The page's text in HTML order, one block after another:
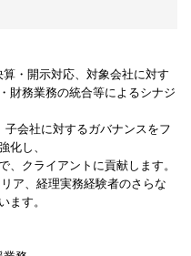
・開示対応、対象会社に対す
財務業務の統合等によるシナジ
会社に対するガバナンスをフ
化し、
、クライアントに貢献します。
ア、経理実務経験者のさらな
ます。